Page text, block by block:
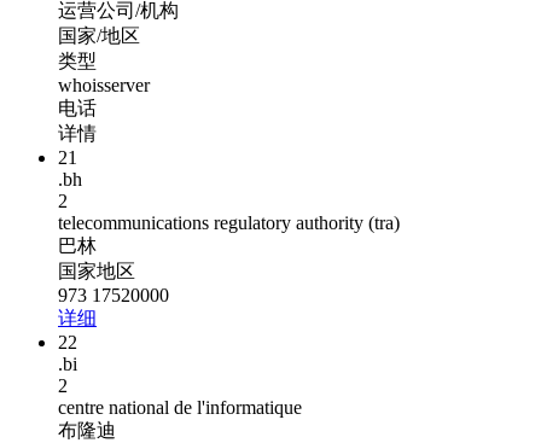
运营公司/机构
国家/地区
类型
whoisserver
电话
详情
21
.bh
2
telecommunications regulatory authority (tra)
巴林
国家地区
973 17520000
详细
22
.bi
2
centre national de l'informatique
布隆迪